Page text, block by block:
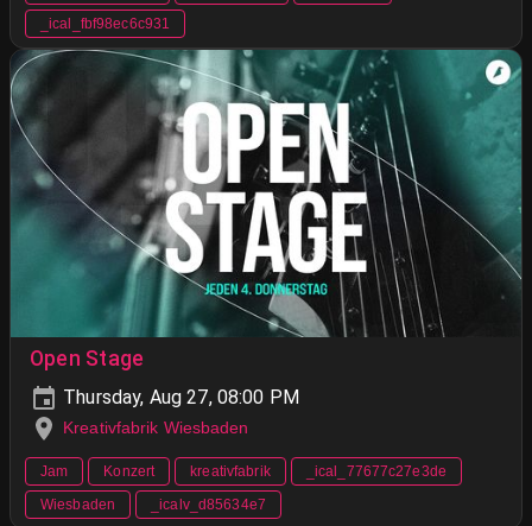
_ical_fbf98ec6c931
Open Stage
Thursday, Aug 27, 08:00 PM
Kreativfabrik Wiesbaden
Jam Konzert kreativfabrik
_ical_77677c27e3de
Wiesbaden
_icalv_d85634e7